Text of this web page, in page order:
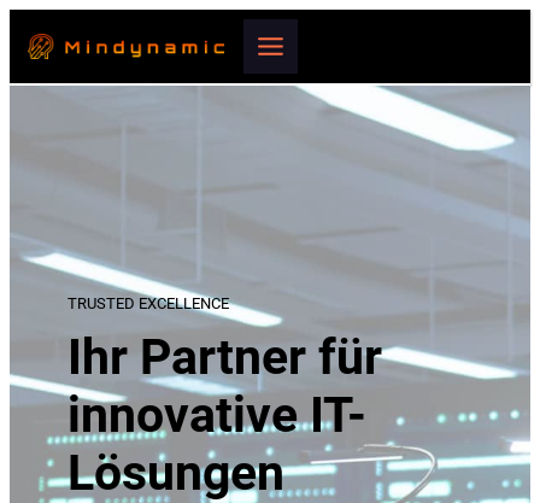
TRUSTED EXCELLENCE
Ihr Partner für
innovative IT-
Lösungen